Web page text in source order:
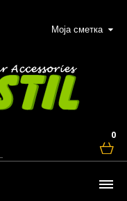
Моја сметка
0